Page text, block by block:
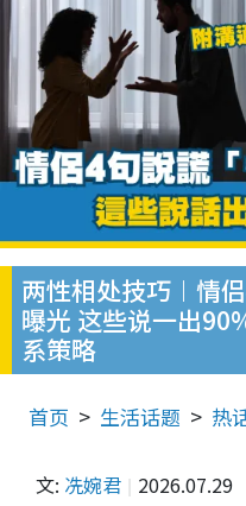
两性相处技巧︱情
曝光 这些说一出
系策略
首页 生活话题 热
文: 冼婉君 2026.07.29